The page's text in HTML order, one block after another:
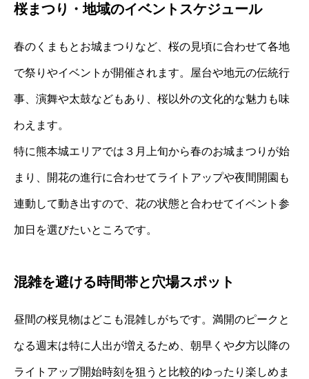
桜まつり・地域のイベントスケジュール
春のくまもとお城まつりなど、桜の見頃に合わせて各地
で祭りやイベントが開催されます。屋台や地元の伝統行
事、演舞や太鼓などもあり、桜以外の文化的な魅力も味
わえます。
特に熊本城エリアでは３月上旬から春のお城まつりが始
まり、開花の進行に合わせてライトアップや夜間開園も
連動して動き出すので、花の状態と合わせてイベント参
加日を選びたいところです。
混雑を避ける時間帯と穴場スポット
昼間の桜見物はどこも混雑しがちです。満開のピークと
なる週末は特に人出が増えるため、朝早くや夕方以降の
ライトアップ開始時刻を狙うと比較的ゆったり楽しめま